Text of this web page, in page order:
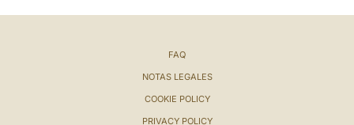
FAQ
NOTAS LEGALES
COOKIE POLICY
PRIVACY POLICY